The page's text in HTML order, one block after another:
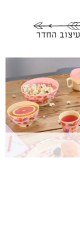
עיצוב החדר